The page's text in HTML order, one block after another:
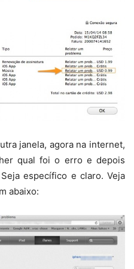
janela, agora na internet,
qual foi o erro e depois
específico e claro. Veja
abaixo: